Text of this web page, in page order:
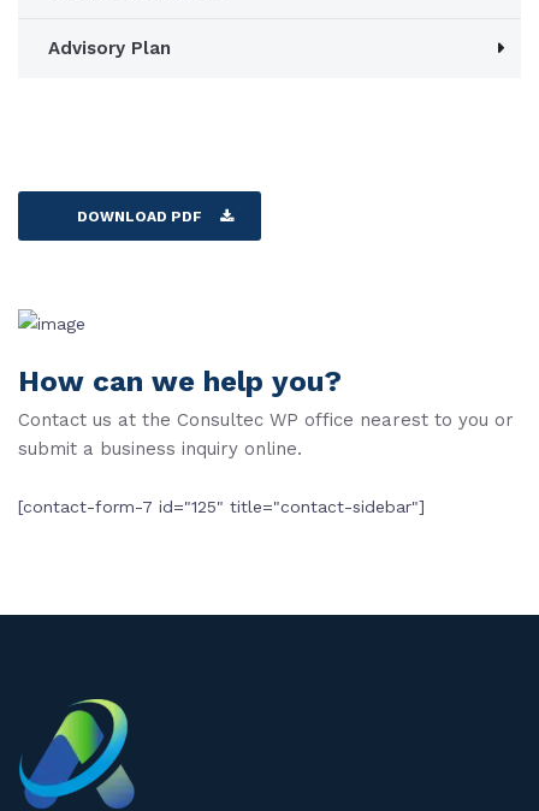
Advisory Plan
DOWNLOAD PDF
How can we help you?
Contact us at the Consultec WP office nearest to you or
submit a business inquiry online.
[contact-form-7 id="125" title="contact-sidebar"]